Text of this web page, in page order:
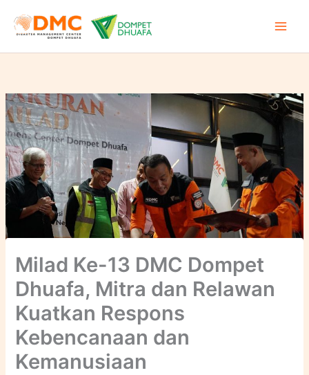
Milad Ke-13 DMC Dompet
Dhuafa, Mitra dan Relawan
Kuatkan Respons
Kebencanaan dan
Kemanusiaan